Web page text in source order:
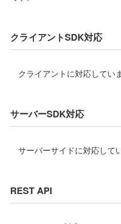
クライアントSDK対応
クライアントに対応していま
サーバーSDK対応
サーバーサイドに対応してい
REST API